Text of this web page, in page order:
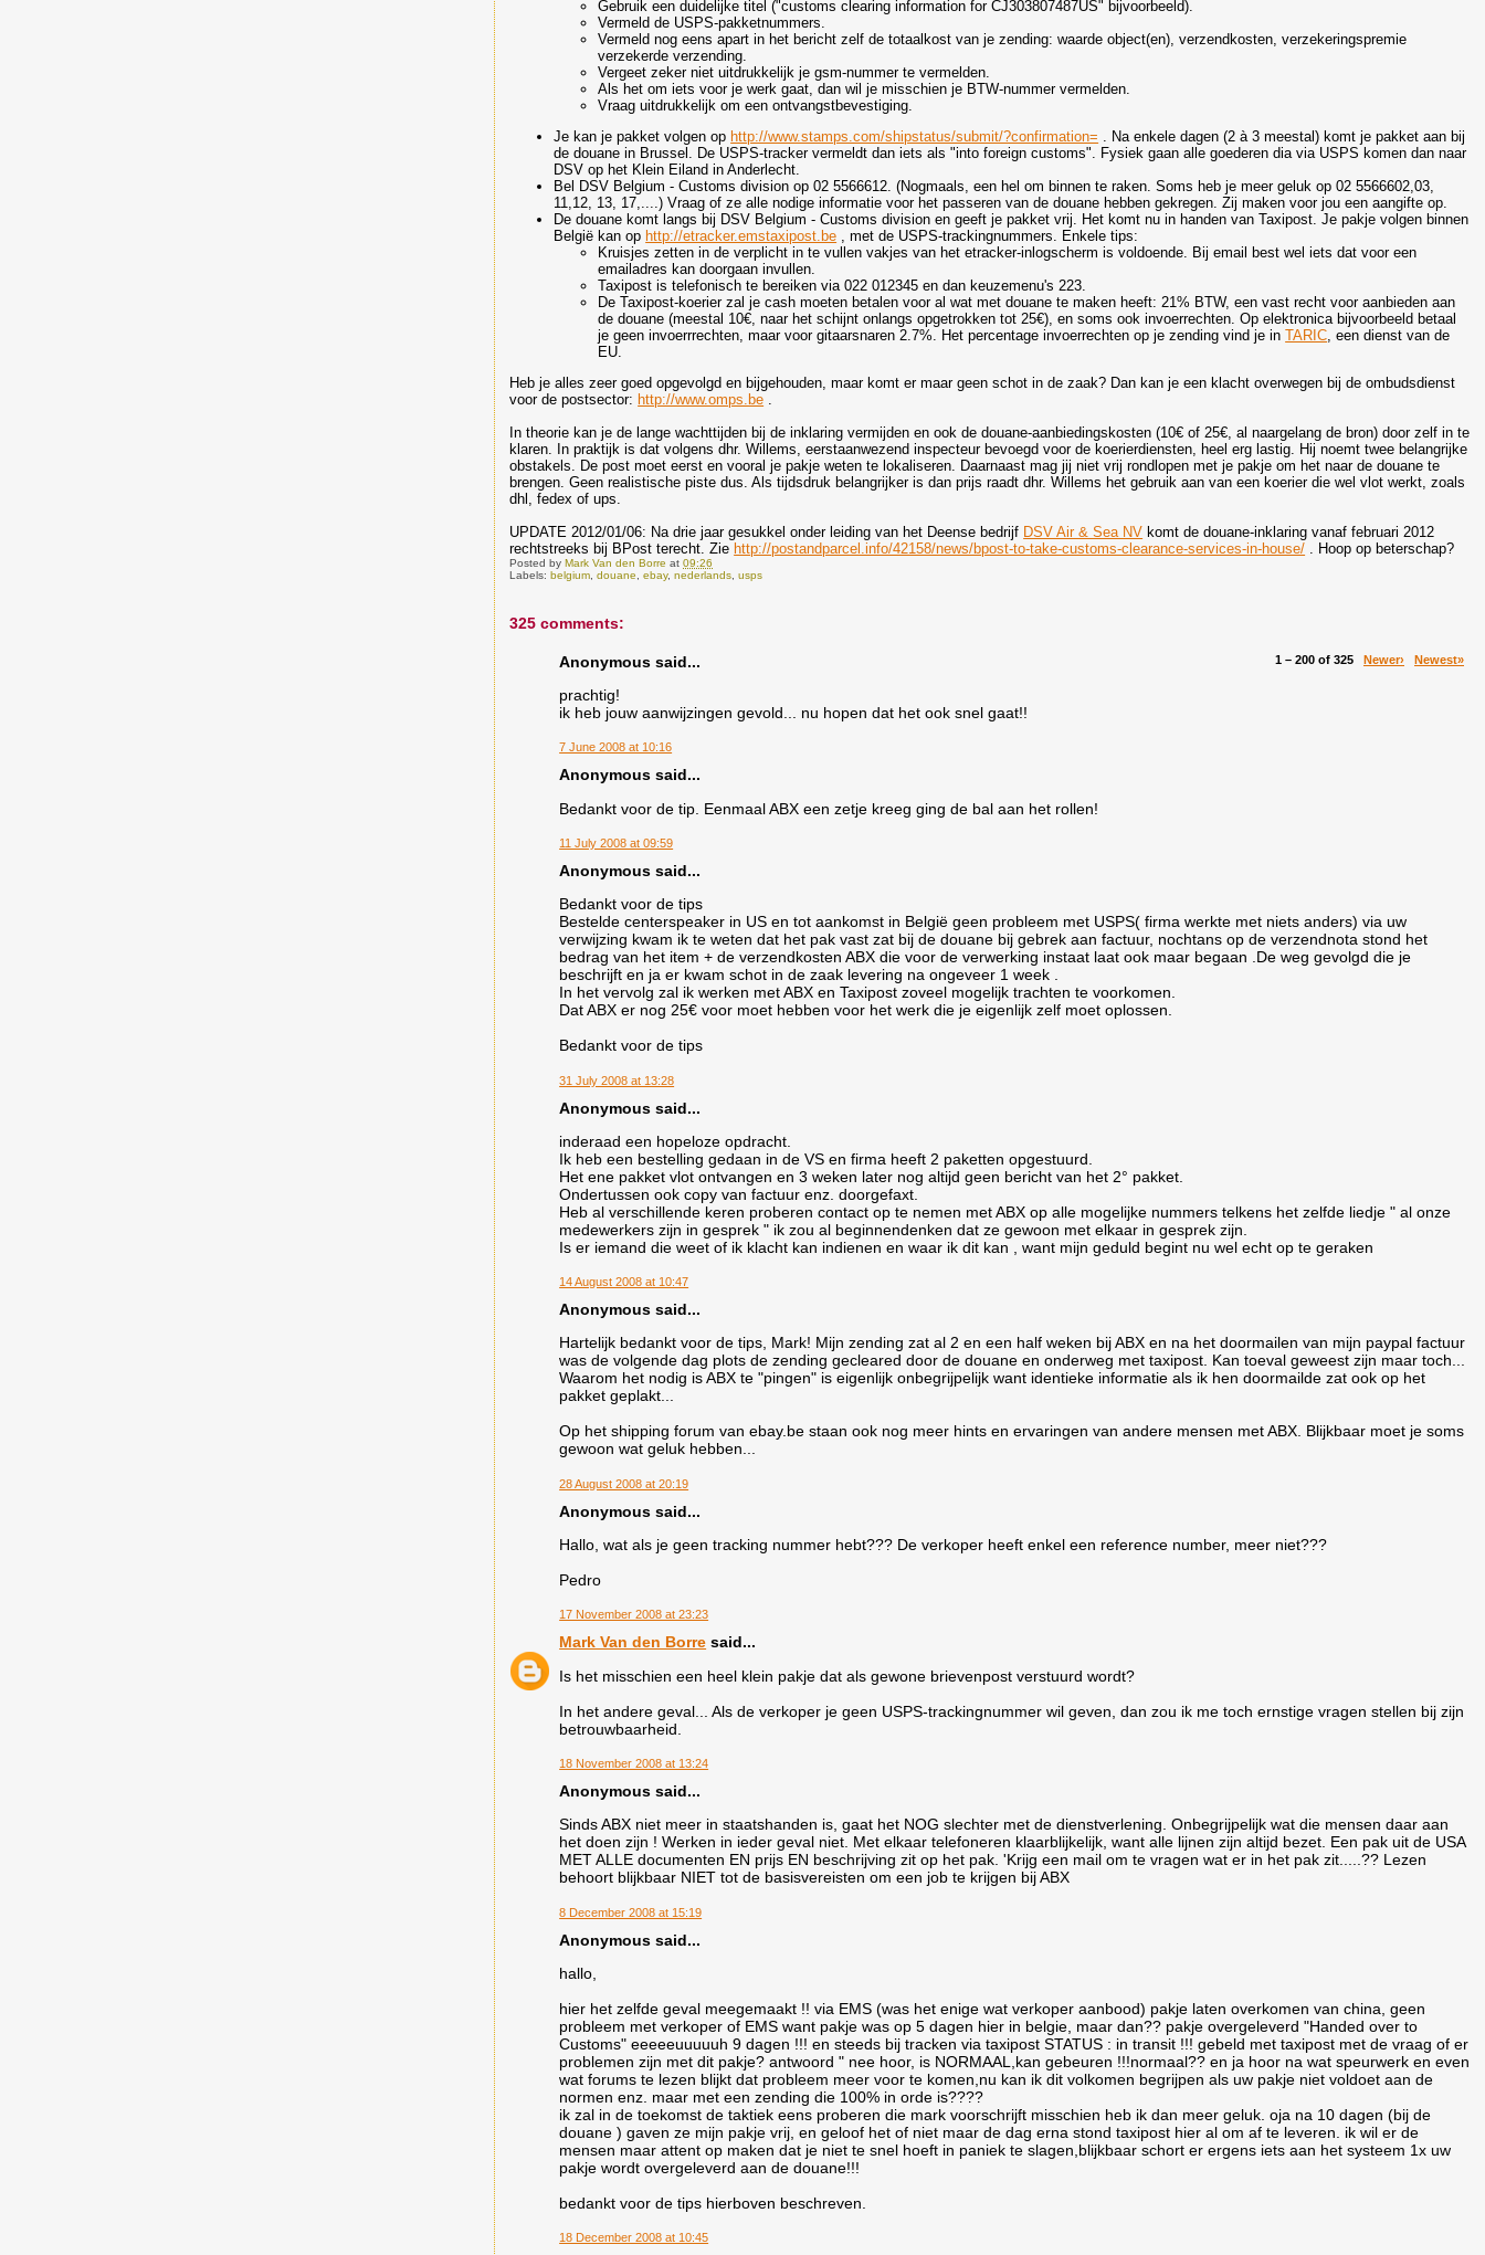
Gebruik een duidelijke titel ("customs clearing information for CJ303807487US" bijvoorbeeld).
Vermeld de USPS-pakketnummers.
Vermeld nog eens apart in het bericht zelf de totaalkost van je zending: waarde object(en), verzendkosten, verzekeringspremie
verzekerde verzending.
Vergeet zeker niet uitdrukkelijk je gsm-nummer te vermelden.
Als het om iets voor je werk gaat, dan wil je misschien je BTW-nummer vermelden.
Vraag uitdrukkelijk om een ontvangstbevestiging.
Je kan je pakket volgen op http://www.stamps.com/shipstatus/submit/?confirmation= . Na enkele dagen (2 à 3 meestal) komt je pakket aan bij
de douane in Brussel. De USPS-tracker vermeldt dan iets als "into foreign customs". Fysiek gaan alle goederen dia via USPS komen dan naar
DSV op het Klein Eiland in Anderlecht.
Bel DSV Belgium - Customs division op 02 5566612. (Nogmaals, een hel om binnen te raken. Soms heb je meer geluk op 02 5566602,03,
11,12, 13, 17,....) Vraag of ze alle nodige informatie voor het passeren van de douane hebben gekregen. Zij maken voor jou een aangifte op.
De douane komt langs bij DSV Belgium - Customs division en geeft je pakket vrij. Het komt nu in handen van Taxipost. Je pakje volgen binnen
België kan op http://etracker.emstaxipost.be , met de USPS-trackingnummers. Enkele tips:
Kruisjes zetten in de verplicht in te vullen vakjes van het etracker-inlogscherm is voldoende. Bij email best wel iets dat voor een
emailadres kan doorgaan invullen.
Taxipost is telefonisch te bereiken via 022 012345 en dan keuzemenu's 223.
De Taxipost-koerier zal je cash moeten betalen voor al wat met douane te maken heeft: 21% BTW, een vast recht voor aanbieden aan
de douane (meestal 10€, naar het schijnt onlangs opgetrokken tot 25€), en soms ook invoerrechten. Op elektronica bijvoorbeeld betaal
je geen invoerrrechten, maar voor gitaarsnaren 2.7%. Het percentage invoerrechten op je zending vind je inTARIC , een dienst van de
EU.
Heb je alles zeer goed opgevolgd en bijgehouden, maar komt er maar geen schot in de zaak? Dan kan je een klacht overwegen bij de ombudsdienst
voor de postsector: http://www.omps.be
In theorie kan je de lange wachttijden bij de inklaring vermijden en ook de douane-aanbiedingskosten (10€ of 25€, al naargelang de bron) door zelf in te
klaren. In praktijk is dat volgens dhr. Willems, eerstaanwezend inspecteur bevoegd voor de koerierdiensten, heel erg lastig. Hij noemt twee belangrijke
obstakels. De post moet eerst en vooral je pakje weten te lokaliseren. Daarnaast mag jij niet vrij rondlopen met je pakje om het naar de douane te
brengen. Geen realistische piste dus. Als tijdsdruk belangrijker is dan prijs raadt dhr. Willems het gebruik aan van een koerier die wel vlot werkt, zoals
dhl, fedex of ups.
UPDATE 2012/01/06: Na drie jaar gesukkel onder leiding van het Deense bedrijf DSV Air & Sea NV komt de douane-inklaring vanaf februari 2012
rechtstreeks bij BPost terecht. Zie http://postandparcel.info/42158/news/bpost-to-take-customs-clearance-services-in-house/ . Hoop op beterschap?
Posted byMark Van den Borre at09:26
Labels:belgium ,douane ,ebay,nederlands ,usps
325 comments:
1 – 200 of 325 Newer› Newest»
Anonymous said...
prachtig!
ik heb jouw aanwijzingen gevold... nu hopen dat het ook snel gaat!!
7 June 2008 at 10:16
Anonymous said...
Bedankt voor de tip. Eenmaal ABX een zetje kreeg ging de bal aan het rollen!
11 July 2008 at 09:59
Anonymous said...
Bedankt voor de tips
Bestelde centerspeaker in US en tot aankomst in België geen probleem met USPS( firma werkte met niets anders) via uw
verwijzing kwam ik te weten dat het pak vast zat bij de douane bij gebrek aan factuur, nochtans op de verzendnota stond het
bedrag van het item + de verzendkosten ABX die voor de verwerking instaat laat ook maar begaan .De weg gevolgd die je
beschrijft en ja er kwam schot in de zaak levering na ongeveer 1 week .
In het vervolg zal ik werken met ABX en Taxipost zoveel mogelijk trachten te voorkomen.
Dat ABX er nog 25€ voor moet hebben voor het werk die je eigenlijk zelf moet oplossen.
Bedankt voor de tips
31 July 2008 at 13:28
Anonymous said...
inderaad een hopeloze opdracht.
Ik heb een bestelling gedaan in de VS en firma heeft 2 paketten opgestuurd.
Het ene pakket vlot ontvangen en 3 weken later nog altijd geen bericht van het 2° pakket.
Ondertussen ook copy van factuur enz. doorgefaxt.
Heb al verschillende keren proberen contact op te nemen met ABX op alle mogelijke nummers telkens het zelfde liedje " al onze
medewerkers zijn in gesprek " ik zou al beginnendenken dat ze gewoon met elkaar in gesprek zijn.
Is er iemand die weet of ik klacht kan indienen en waar ik dit kan , want mijn geduld begint nu wel echt op te geraken
14 August 2008 at 10:47
Anonymous said...
Hartelijk bedankt voor de tips, Mark! Mijn zending zat al 2 en een half weken bij ABX en na het doormailen van mijn paypal factuur
was de volgende dag plots de zending gecleared door de douane en onderweg met taxipost. Kan toeval geweest zijn maar toch...
Waarom het nodig is ABX te "pingen" is eigenlijk onbegrijpelijk want identieke informatie als ik hen doormailde zat ook op het
pakket geplakt...
Op het shipping forum van ebay.be staan ook nog meer hints en ervaringen van andere mensen met ABX. Blijkbaar moet je soms
gewoon wat geluk hebben...
28 August 2008 at 20:19
Anonymous said...
Hallo, wat als je geen tracking nummer hebt??? De verkoper heeft enkel een reference number, meer niet???
Pedro
17 November 2008 at 23:23
Mark Van den Borre said...
Is het misschien een heel klein pakje dat als gewone brievenpost verstuurd wordt?
In het andere geval... Als de verkoper je geen USPS-trackingnummer wil geven, dan zou ik me toch ernstige vragen stellen bij zijn
betrouwbaarheid.
18 November 2008 at 13:24
Anonymous said...
Sinds ABX niet meer in staatshanden is, gaat het NOG slechter met de dienstverlening. Onbegrijpelijk wat die mensen daar aan
het doen zijn ! Werken in ieder geval niet. Met elkaar telefoneren klaarblijkelijk, want alle lijnen zijn altijd bezet. Een pak uit de USA
MET ALLE documenten EN prijs EN beschrijving zit op het pak. 'Krijg een mail om te vragen wat er in het pak zit.....?? Lezen
behoort blijkbaar NIET tot de basisvereisten om een job te krijgen bij ABX
8 December 2008 at 15:19
Anonymous said...
hallo,
hier het zelfde geval meegemaakt !! via EMS (was het enige wat verkoper aanbood) pakje laten overkomen van china, geen
probleem met verkoper of EMS want pakje was op 5 dagen hier in belgie, maar dan?? pakje overgeleverd "Handed over to
Customs" eeeeeuuuuuh 9 dagen !!! en steeds bij tracken via taxipost STATUS : in transit !!! gebeld met taxipost met de vraag of er
problemen zijn met dit pakje? antwoord " nee hoor, is NORMAAL,kan gebeuren !!!normaal?? en ja hoor na wat speurwerk en even
wat forums te lezen blijkt dat probleem meer voor te komen,nu kan ik dit volkomen begrijpen als uw pakje niet voldoet aan de
normen enz. maar met een zending die 100% in orde is????
ik zal in de toekomst de taktiek eens proberen die mark voorschrijft misschien heb ik dan meer geluk. oja na 10 dagen (bij de
douane ) gaven ze mijn pakje vrij, en geloof het of niet maar de dag erna stond taxipost hier al om af te leveren. ik wil er de
mensen maar attent op maken dat je niet te snel hoeft in paniek te slagen,blijkbaar schort er ergens iets aan het systeem 1x uw
pakje wordt overgeleverd aan de douane!!!
bedankt voor de tips hierboven beschreven.
18 December 2008 at 10:45